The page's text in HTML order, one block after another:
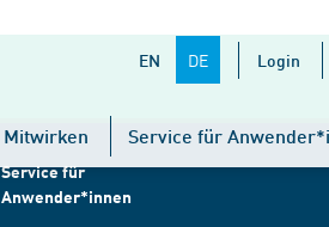
EN DE Login
Mitwirken Service für
Service für
Anwender*innen